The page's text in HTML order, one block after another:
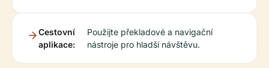
Cestovní
aplikace:
Použijte překladové a navigační
nástroje pro hladší návštěvu.